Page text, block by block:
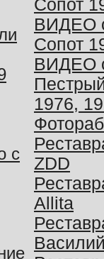
с
Сопот
ВИДЕО
Сопот
ВИДЕО
1976,
ZDD
Allita